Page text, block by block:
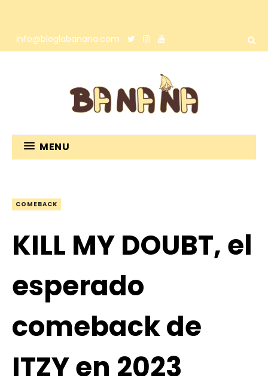
info@bloglabanana.com
MENU
COMEBACK
KILL MY DOUBT, el
esperado
comeback de
ITZY en 2023